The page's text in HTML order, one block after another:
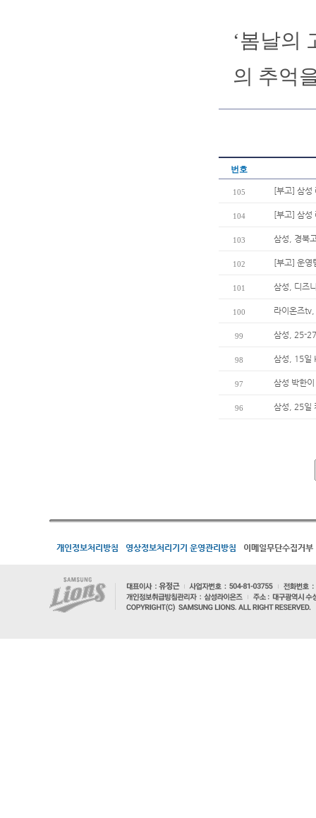
‘봄날의
의 추억
번호
105 [부고] 삼성
104 [부고] 삼성
103 삼성, 경북
102 [부고] 운영
101 삼성, 디즈
100 라이온즈
99 삼성, 25-
98 삼성, 15일
97 삼성 박한
96 삼성, 25일
개인정보처리방침 영상정보처리기기 운영관리방침 이메일무단수집거부